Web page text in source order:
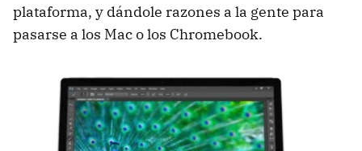
plataforma, y dándole razones a la gente para
pasarse a los Mac o los Chromebook.